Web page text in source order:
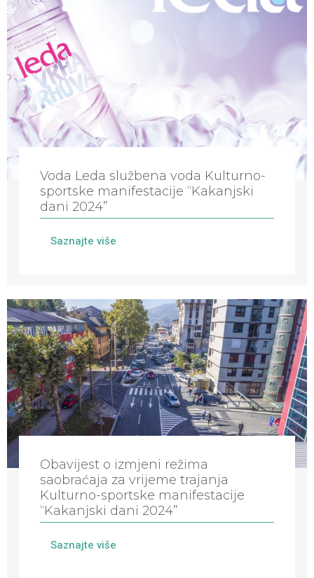
Voda Leda službena voda Kulturno-
sportske manifestacije “Kakanjski
dani 2024”
Saznajte više
Obavijest o izmjeni režima
saobraćaja za vrijeme trajanja
Kulturno-sportske manifestacije
“Kakanjski dani 2024”
Saznajte više